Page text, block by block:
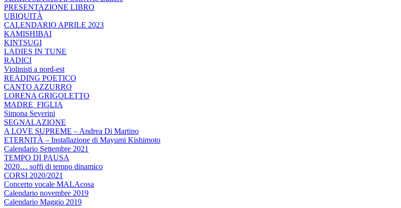
PRESENTAZIONE LIBRO
UBIQUITÀ
CALENDARIO APRILE 2023
KAMISHIBAI
KINTSUGI
LADIES IN TUNE
RADICI
Violinisti a nord-est
READING POETICO
CANTO AZZURRO
LORENA GRIGOLETTO
MADRE_FIGLIA
Simona Severini
SEGNALAZIONE
A LOVE SUPREME – Andrea Di Martino
ETERNITÀ – Installazione di Mayumi Kishimoto
Calendario Settembre 2021
TEMPO DI PAUSA
2020… soffi di tempo dinamico
CORSI 2020/2021
Concerto vocale MALAcosa
Calendario novembre 2019
Calendario Maggio 2019